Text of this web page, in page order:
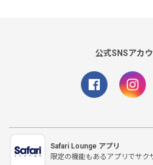
公式SNSアカ
Safari Lounge アプリ
限定の機能もあるアプリでサク